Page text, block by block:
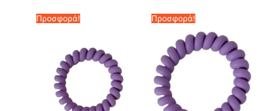
Προσφορά! Προσφορά!